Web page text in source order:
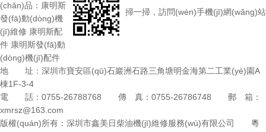
掃一掃，訪問(wèn)手機(jī)網(wǎng)站
(chǎn)品： 康明斯
發(fā)動(dòng)機
(jī)維修 康明斯配
件 康明斯發(fā)動
(dòng)機(jī)配件
地 址：深圳市寶安區(qū)石巖洲石路三角塘明金海第二工業(yè)園A
棟1F-3-4
電 話：0755-26788768 傳 真：0755-26786748 郵 箱：
xmrsz@163.com
版權(quán)所有：深圳市鑫美日柴油機(jī)維修服務(wù)有限公司 粵